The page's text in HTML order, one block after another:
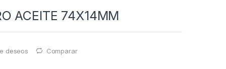
ACEITE 74X14MM
deseos Comparar